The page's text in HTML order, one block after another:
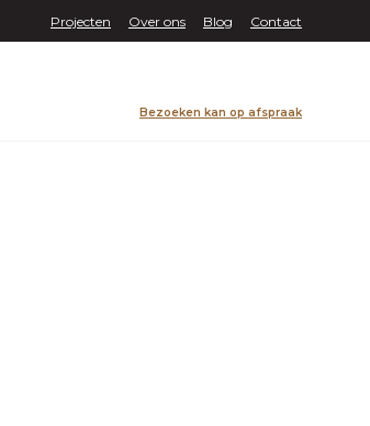
Projecten Over ons Blog Contact
Bezoeken kan op afspraak